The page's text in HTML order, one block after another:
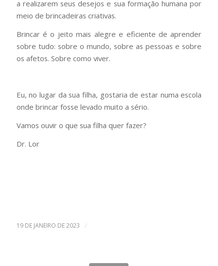
a realizarem seus desejos e sua formação humana por
meio de brincadeiras criativas.
Brincar é o jeito mais alegre e eficiente de aprender
sobre tudo: sobre o mundo, sobre as pessoas e sobre
os afetos. Sobre como viver.
Eu, no lugar da sua filha, gostaria de estar numa escola
onde brincar fosse levado muito a sério.
Vamos ouvir o que sua filha quer fazer?
Dr. Lor
19 DE JANEIRO DE 2023 /